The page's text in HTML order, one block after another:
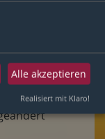
können
Bei Verlust
können
einen
des § 4 (1)
Zugang ein
kann im
Alle akzeptieren
Realisiert mit Klaro!